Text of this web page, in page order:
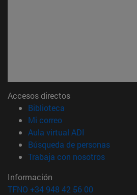
Accesos directos
Biblioteca
Mi correo(abre en nueva
Aula virtual ADI
Búsqueda de personas(abre
Trabaja con nosotros(abre en
Información
TFNO +34 948 42 56 00